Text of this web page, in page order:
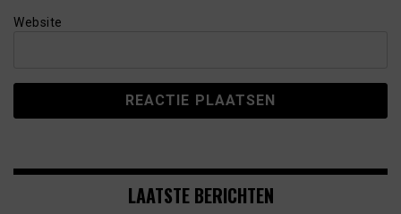
Website
LAATSTE BERICHTEN